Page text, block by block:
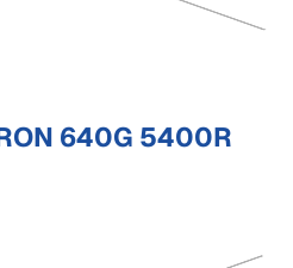
640G 5400R